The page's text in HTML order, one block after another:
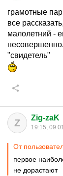
грамотные
все
малолетний -
"свидетель"
Z Zig-zaK
19:15,
От
первое
не дорастают